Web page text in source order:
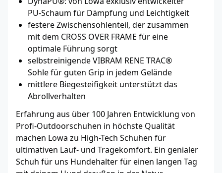
PU-Schaum für Dämpfung und Leichtigkeit
festere Zwischensohlenteil, der zusammen
mit dem CROSS OVER FRAME für eine
optimale Führung sorgt
selbstreinigende VIBRAM RENE TRAC®
Sohle für guten Grip in jedem Gelände
mittlere Biege­stei­figkeit unterstützt das
Abrollverhalten
Erfahrung aus über 100 Jahren Entwicklung von
Profi-Outdoorschuhen in höchste Qualität
machen Lowa zu High-Tech Schuhen für
ultimativen Lauf- und Tragekomfort. Ein genialer
Schuh für uns Hundehalter für einen langen Tag